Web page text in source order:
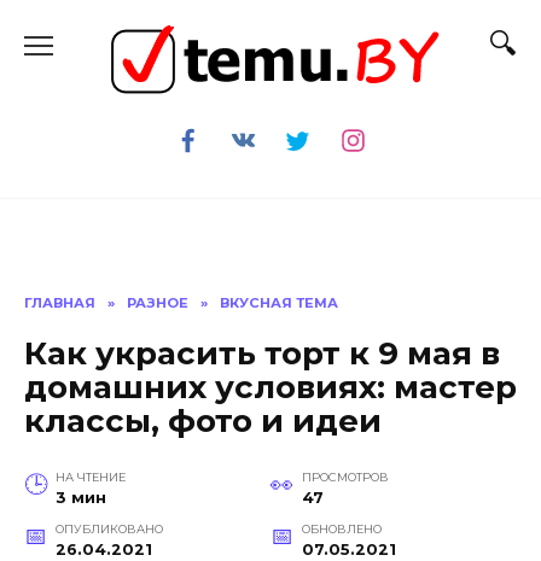
содержанию
ГЛАВНАЯ » РАЗНОЕ » ВКУСНАЯ ТЕМА
Как украсить торт к 9 мая в
домашних условиях: мастер
классы, фото и идеи
НА ЧТЕНИЕ
3 мин
ПРОСМОТРОВ
47
ОПУБЛИКОВАНО
26.04.2021
ОБНОВЛЕНО
07.05.2021